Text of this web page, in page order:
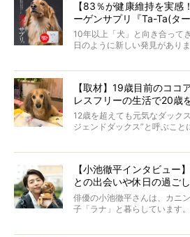
【83％が健康維持を実感
ーゲンサプリ『Ta-Ta(タ
10年以上「犬」と向き合って
日のように新しい発見があり
のこと、「食事」に関するこ
も生きたといわれていますが
代の犬の食事は“ある重要な栄
というのです。
それを効率よくおぎなってく
こでわたしたちは、純度
『Ta-Ta(タータ)』を作りまし
愛犬家の83％が「健康維持
ータ)。健康維持をめざす、す
か届きますように。
【取材】19歳目前のココ
レスフリーの生活で20歳
12歳を超えても元気なダック
ジェンドダックス”と呼ぶこ
オーナーさんに伺うのが、特
く」というオーナーさんのポ
育てられ、18歳になるまで定
たというココアくん。果たし
【小池徹平インタビュー
との出会いや休日の過ご
れてー
俳優の小池徹平さんは、カニ
子「ラナ」と暮らしています
ラナは、現在８才。小池さん
と顔を寄せ合う写真も投稿さ